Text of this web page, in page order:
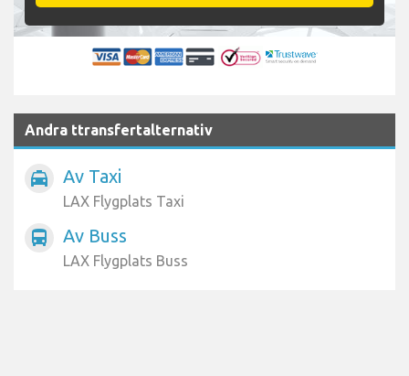
Andra ttransfertalternativ
local_taxi Av Taxi
LAX Flygplats Taxi
directions_bus Av Buss
LAX Flygplats Buss